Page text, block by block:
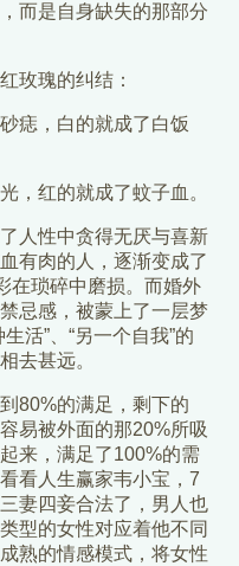
而是自身缺失的那部分
玫瑰的纠结：
痣，白的就成了白饭
，红的就成了蚊子血。
人性中贪得无厌与喜新
有肉的人，逐渐变成了
在琐碎中磨损。而婚外
忌感，被蒙上了一层梦
活”、“另一个自我”的
去甚远。
80%的满足，剩下的
易被外面的那20%所吸
来，满足了100%的需
看人生赢家韦小宝，7
妻四妾合法了，男人也
型的女性对应着他不同
熟的情感模式，将女性